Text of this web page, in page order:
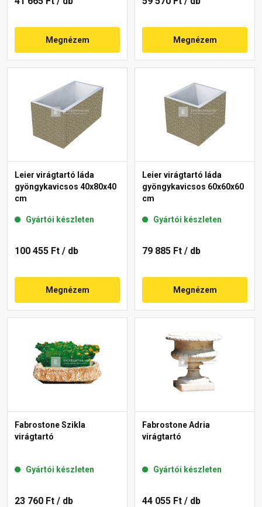
Megnézem Megnézem
Leier virágtartó láda
gyöngykavicsos 40x80x40
cm
Gyártói készleten
100 455 Ft / db
Megnézem
Leier virágtartó láda
gyöngykavicsos 60x60x60
cm
Gyártói készleten
79 885 Ft / db
Megnézem
Fabrostone Szikla
virágtartó
Gyártói készleten
23 760 Ft / db
Fabrostone Adria
virágtartó
Gyártói készleten
44 055 Ft / db